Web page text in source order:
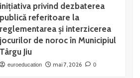
inițiativa privind dezbaterea
publică referitoare la
reglementarea și interzicerea
jocurilor de noroc în Municipiul
Târgu Jiu
euroeducation mai 7, 2026 0